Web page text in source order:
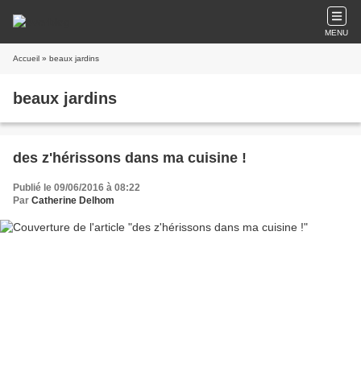
MENU
Accueil » beaux jardins
beaux jardins
des z'hérissons dans ma cuisine !
Publié le 09/06/2016 à 08:22
Par Catherine Delhom